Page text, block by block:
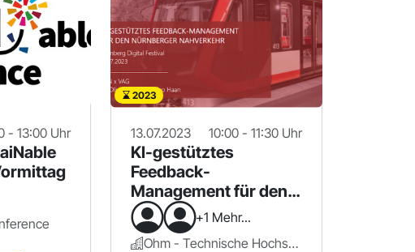
- 13:00 Uhr
2023
13.07.2023 10:00 - 11:30 Uhr
KI-gestütztes
Feedback-
Management für den
Nürnberger
Nahverkehr
+1 Mehr...
Ohm - Technische Hochschule Nürnberg Georg Simon Ohm